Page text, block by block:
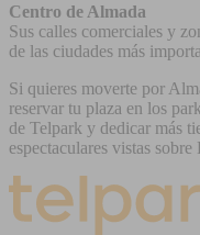
Centro de Almada
Sus calles comerciales y
de las ciudades más
Si quieres moverte por
reservar tu plaza en los
de Telpark y dedicar más
espectaculares vistas sobre